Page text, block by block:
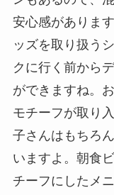
安心感がありま
ッズを取り扱う
クに行く前から
ができますね。
モチーフが取り
子さんはもちろ
いますよ。朝食
チーフにしたメ